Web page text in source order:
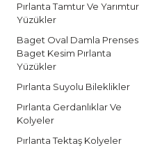
Pırlanta Tamtur Ve Yarımtur
Yüzükler
Baget Oval Damla Prenses
Baget Kesim Pırlanta
Yüzükler
Pırlanta Suyolu Bileklikler
Pırlanta Gerdanlıklar Ve
Kolyeler
Pırlanta Tektaş Kolyeler